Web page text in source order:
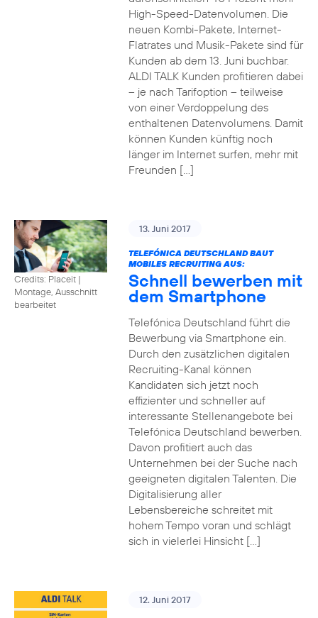
High-Speed-Datenvolumen. Die
neuen Kombi-Pakete, Internet-
Flatrates und Musik-Pakete sind für
Kunden ab dem 13. Juni buchbar.
ALDI TALK Kunden profitieren dabei
– je nach Tarifoption – teilweise
von einer Verdoppelung des
enthaltenen Datenvolumens. Damit
können Kunden künftig noch
länger im Internet surfen, mehr mit
Freunden […]
Credits: Placeit |
Montage, Ausschnitt
bearbeitet
13. Juni 2017
TELEFÓNICA DEUTSCHLAND BAUT
MOBILES RECRUITING AUS:
Schnell bewerben mit
dem Smartphone
Telefónica Deutschland führt die
Bewerbung via Smartphone ein.
Durch den zusätzlichen digitalen
Recruiting-Kanal können
Kandidaten sich jetzt noch
effizienter und schneller auf
interessante Stellenangebote bei
Telefónica Deutschland bewerben.
Davon profitiert auch das
Unternehmen bei der Suche nach
geeigneten digitalen Talenten. Die
Digitalisierung aller
Lebensbereiche schreitet mit
hohem Tempo voran und schlägt
sich in vielerlei Hinsicht […]
12. Juni 2017